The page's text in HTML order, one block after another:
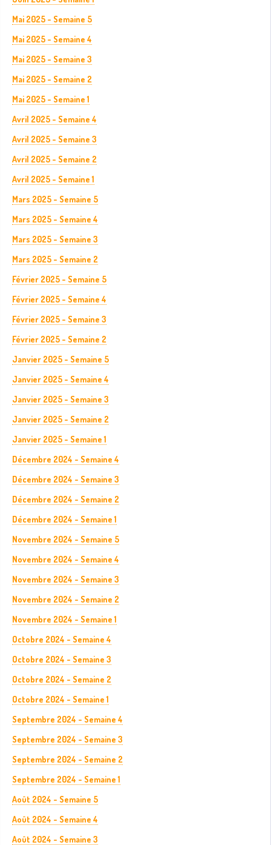
Mai 2025 - Semaine 5
Mai 2025 - Semaine 4
Mai 2025 - Semaine 3
Mai 2025 - Semaine 2
Mai 2025 - Semaine 1
Avril 2025 - Semaine 4
Avril 2025 - Semaine 3
Avril 2025 - Semaine 2
Avril 2025 - Semaine 1
Mars 2025 - Semaine 5
Mars 2025 - Semaine 4
Mars 2025 - Semaine 3
Mars 2025 - Semaine 2
Février 2025 - Semaine 5
Février 2025 - Semaine 4
Février 2025 - Semaine 3
Février 2025 - Semaine 2
Janvier 2025 - Semaine 5
Janvier 2025 - Semaine 4
Janvier 2025 - Semaine 3
Janvier 2025 - Semaine 2
Janvier 2025 - Semaine 1
Décembre 2024 - Semaine 4
Décembre 2024 - Semaine 3
Décembre 2024 - Semaine 2
Décembre 2024 - Semaine 1
Novembre 2024 - Semaine 5
Novembre 2024 - Semaine 4
Novembre 2024 - Semaine 3
Novembre 2024 - Semaine 2
Novembre 2024 - Semaine 1
Octobre 2024 - Semaine 4
Octobre 2024 - Semaine 3
Octobre 2024 - Semaine 2
Octobre 2024 - Semaine 1
Septembre 2024 - Semaine 4
Septembre 2024 - Semaine 3
Septembre 2024 - Semaine 2
Septembre 2024 - Semaine 1
Août 2024 - Semaine 5
Août 2024 - Semaine 4
Août 2024 - Semaine 3